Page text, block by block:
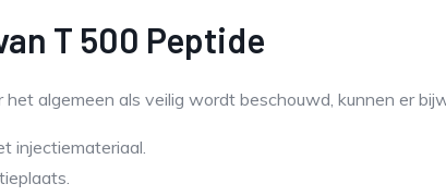
T 500 Peptide
algemeen als veilig wordt beschouwd, kunnen er
injectiemateriaal.